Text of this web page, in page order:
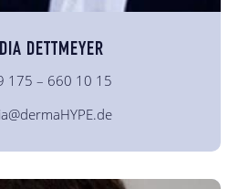
DETTMEYER
175 – 660 10 15